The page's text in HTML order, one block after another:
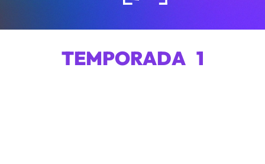
TEMPORADA 1